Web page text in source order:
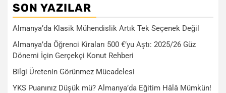
SON YAZILAR
Almanya’da Klasik Mühendislik Artık Tek Seçenek Değil
Almanya’da Öğrenci Kiraları 500 €’yu Aştı: 2025/26 Güz
Dönemi İçin Gerçekçi Konut Rehberi
Bilgi Üretenin Görünmez Mücadelesi
YKS Puanınız Düşük mü? Almanya’da Eğitim Hâlâ Mümkün!